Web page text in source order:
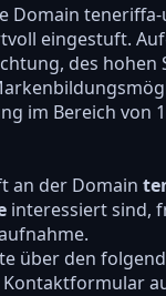
Domain
eingestuft.
des hohen
im Bereich von
an der Domain
interessiert sind,
über den